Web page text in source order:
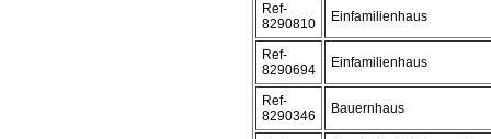
Ref-
8290810
Einfamilienhaus
Ref-
8290694
Einfamilienhaus
Ref-
8290346
Bauernhaus